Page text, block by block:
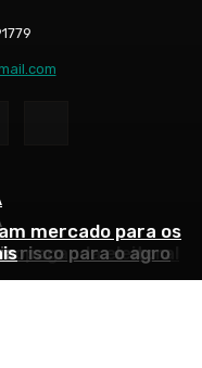
eleitoral
risco para o agro
mercado para os